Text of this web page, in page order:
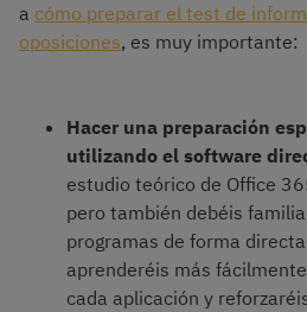
a cómo preparar el test de
oposiciones, es muy importante:
Hacer una preparación
utilizando el software
estudio teórico de Office
pero también debéis
programas de forma
aprenderéis más
cada aplicación y